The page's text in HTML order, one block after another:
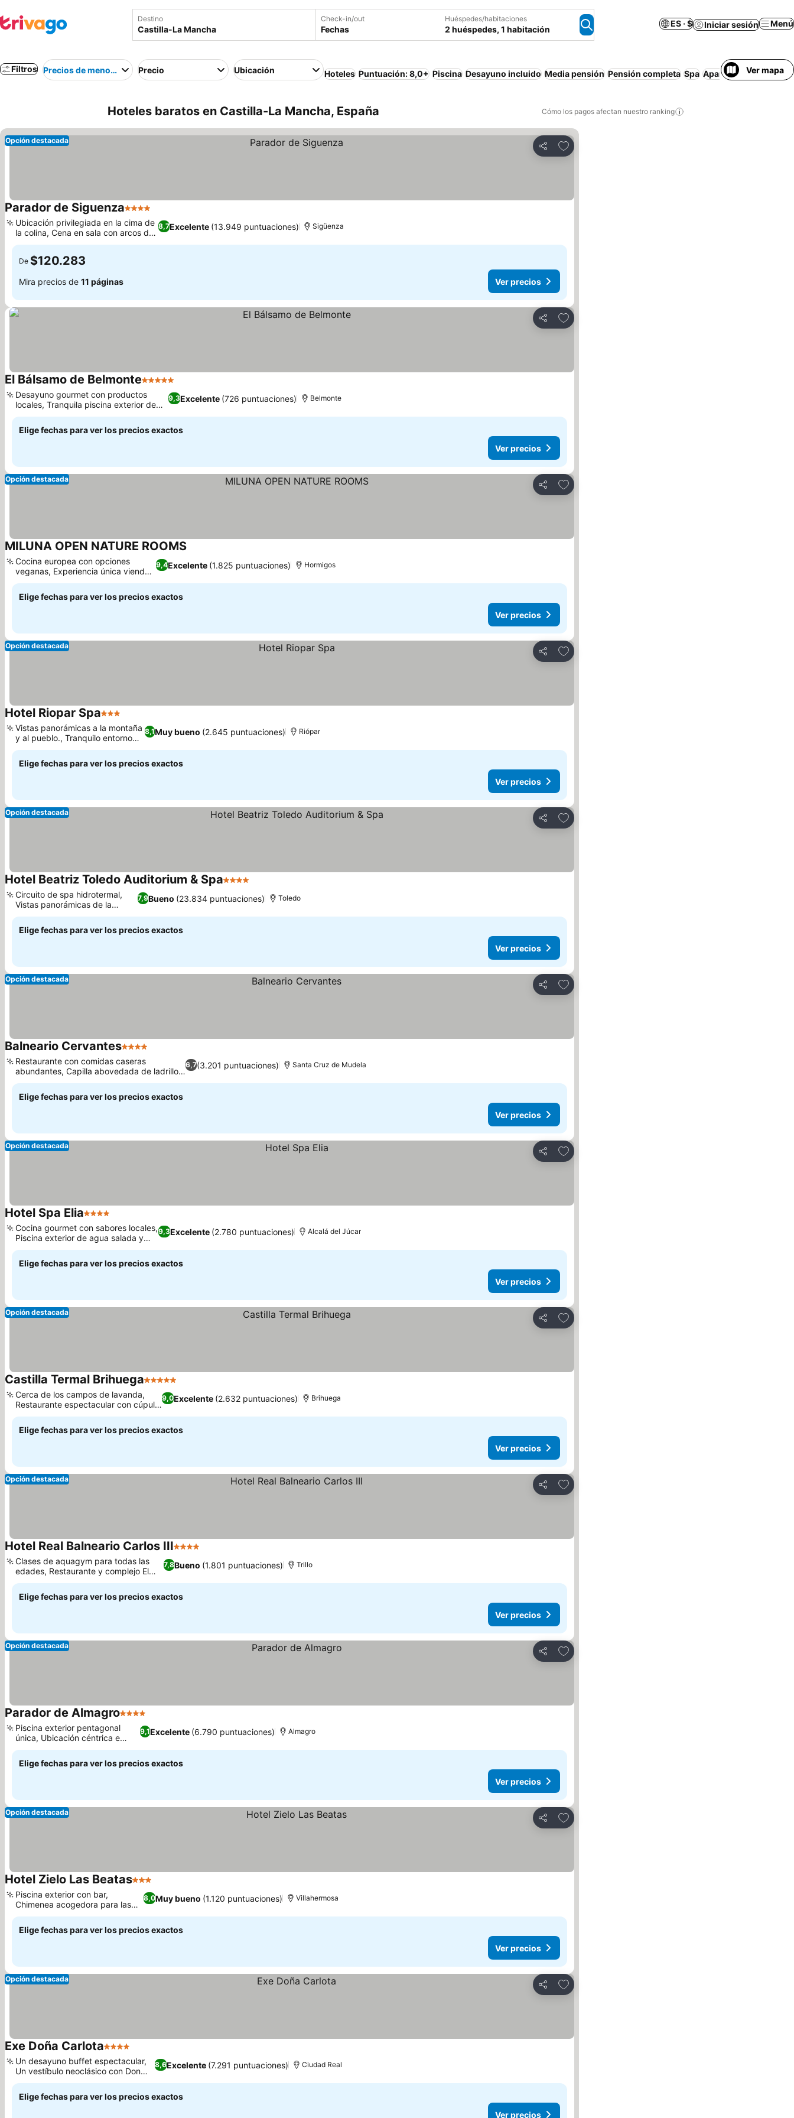
Destino Check-in/out
Fechas
Huéspedes/habitaciones
2 huéspedes, 1 habitación
ES · $ Iniciar sesión Menú
Filtros Precios de menor a mayorPrecio Ubicación Hoteles Puntuación: 8,0+ Piscina Desayuno incluido Media pensión Pensión completa Spa ApartamentoVer mapa
Hoteles baratos en Castilla-La Mancha, España Cómo los pagos afectan nuestro ranking
Compartir
Agregar a favoritos
Opción destacada
Parador de Siguenza4 Estrellas
8,7Excelente (13.949 puntuaciones)
Ubicación privilegiada en la cima de
la colina, Cena en sala con arcos de
piedra
Sigüenza
De $120.283
Mira precios de 11 páginas Ver precios
Compartir
Agregar a favoritos
El Bálsamo de Belmonte5 Estrellas
9,3Excelente (726 puntuaciones)
Desayuno gourmet con productos
locales, Tranquila piscina exterior de
agua salada
Belmonte
Elige fechas para ver los precios exactos
Ver precios
Compartir
Agregar a favoritos
Opción destacada
MILUNA OPEN NATURE ROOMS
9,4Excelente (1.825 puntuaciones)
Cocina europea con opciones
veganas, Experiencia única viendo
tormentas
Hormigos
Elige fechas para ver los precios exactos
Ver precios
Compartir
Agregar a favoritos
Opción destacada
Hotel Riopar Spa3 Estrellas
8,1Muy bueno (2.645 puntuaciones)
Vistas panorámicas a la montaña
y al pueblo., Tranquilo entorno
rural
Riópar
Elige fechas para ver los precios exactos
Ver precios
Compartir
Agregar a favoritos
Opción destacada
Hotel Beatriz Toledo Auditorium & Spa4 Estrellas
7,9Bueno (23.834 puntuaciones)
Circuito de spa hidrotermal,
Vistas panorámicas de la
ciudad
Toledo
Elige fechas para ver los precios exactos
Ver precios
Compartir
Agregar a favoritos
Opción destacada
Balneario Cervantes4 Estrellas
6,7(3.201 puntuaciones)
Restaurante con comidas caseras
abundantes, Capilla abovedada de ladrillo
en el hotel
Santa Cruz de Mudela
Elige fechas para ver los precios exactos
Ver precios
Compartir
Agregar a favoritos
Opción destacada
Hotel Spa Elia4 Estrellas
9,3Excelente (2.780 puntuaciones)
Cocina gourmet con sabores locales,
Piscina exterior de agua salada y
jacuzzi
Alcalá del Júcar
Elige fechas para ver los precios exactos
Ver precios
Compartir
Agregar a favoritos
Opción destacada
Castilla Termal Brihuega5 Estrellas
9,0Excelente (2.632 puntuaciones)
Cerca de los campos de lavanda,
Restaurante espectacular con cúpula
de cristal
Brihuega
Elige fechas para ver los precios exactos
Ver precios
Compartir
Agregar a favoritos
Opción destacada
Hotel Real Balneario Carlos III4 Estrellas
7,8Bueno (1.801 puntuaciones)
Clases de aquagym para todas las
edades, Restaurante y complejo El
Colvillo
Trillo
Elige fechas para ver los precios exactos
Ver precios
Compartir
Agregar a favoritos
Opción destacada
Parador de Almagro4 Estrellas
9,1Excelente (6.790 puntuaciones)
Piscina exterior pentagonal
única, Ubicación céntrica e
histórica
Almagro
Elige fechas para ver los precios exactos
Ver precios
Compartir
Agregar a favoritos
Opción destacada
Hotel Zielo Las Beatas3 Estrellas
8,0Muy bueno (1.120 puntuaciones)
Piscina exterior con bar,
Chimenea acogedora para las
noches frías
Villahermosa
Elige fechas para ver los precios exactos
Ver precios
Compartir
Agregar a favoritos
Opción destacada
Exe Doña Carlota4 Estrellas
8,6Excelente (7.291 puntuaciones)
Un desayuno buffet espectacular,
Un vestíbulo neoclásico con Don
Quijote
Ciudad Real
Elige fechas para ver los precios exactos
Ver precios